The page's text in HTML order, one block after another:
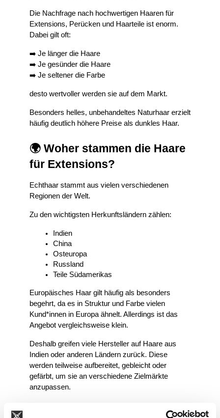
Die Nachfrage nach hochwertigen Haaren für
Extensions, Perücken und Haarteile ist enorm.
Dabei gilt oft:
➡️ Je länger die Haare
➡️ Je gesünder die Haare
➡️ Je seltener die Farbe
desto wertvoller werden sie auf dem Markt.
Besonders helles, unbehandeltes Naturhaar erzielt
häufig deutlich höhere Preise als dunkles Haar.
🌍 Woher stammen die Haare
für Extensions?
Echthaar stammt aus vielen verschiedenen
Regionen der Welt.
Zu den wichtigsten Herkunftsländern zählen:
Indien
China
Osteuropa
Russland
Teile Südamerikas
Europäisches Haar gilt häufig als besonders
begehrt, da es in Struktur und Farbe vielen
Kund*innen in Europa ähnelt. Allerdings ist das
Angebot vergleichsweise klein.
Deshalb greifen viele Hersteller auf Haare aus
Indien oder anderen Ländern zurück. Diese
werden teilweise aufbereitet, gebleicht oder
gefärbt, um sie an verschiedene Zielmärkte
anzupassen.